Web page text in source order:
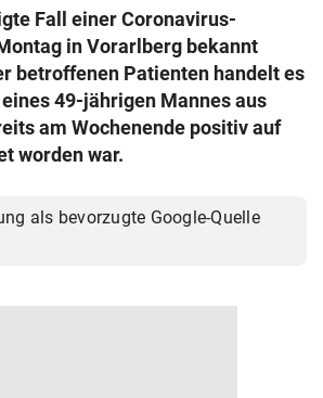
& Co KG 2026
Fall einer Coronavirus-
in Vorarlberg bekannt
betroffenen Patienten handelt es
49-jährigen Mannes aus
am Wochenende positiv auf
worden war.
als bevorzugte Google-Quelle